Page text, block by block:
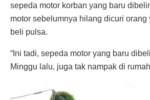
sepeda motor korban yang baru
motor sebelumnya hilang dicuri orang
beli pulsa.
“Ini tadi, sepeda motor yang baru
Minggu lalu, juga tak nampak di